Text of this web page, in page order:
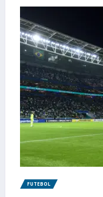
FUTEBOL